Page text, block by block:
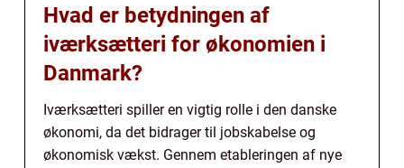
Hvad er betydningen af
iværksætteri for økonomien i
Danmark?
Iværksætteri spiller en vigtig rolle i den danske
økonomi, da det bidrager til jobskabelse og
økonomisk vækst. Gennem etableringen af nye